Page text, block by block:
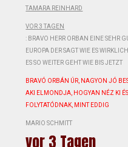
TAMARA REINHARD
VOR 3 TAGEN
: BRAVO HERR ORBAN EINE SEHR
EUROPA DER SAGT WIE ES
ES SO WEITER GEHT WIE BIS JETZT
BRAVÓ ORBÁN ÚR, NAGYON JÓ
AKI ELMONDJA, HOGYAN NÉZ KI
FOLYTATÓDNAK, MINT EDDIG
MARIO SCHMITT
vor 3 Tagen